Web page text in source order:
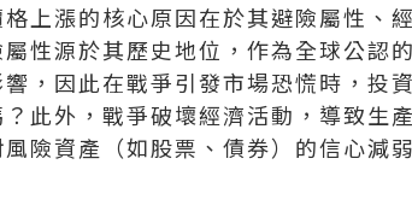
上漲的核心原因在於其避險屬性、
性源於其歷史地位，作為全球公認
，因此在戰爭引發市場恐慌時，投
此外，戰爭破壞經濟活動，導致生
險資產（如股票、債券）的信心減